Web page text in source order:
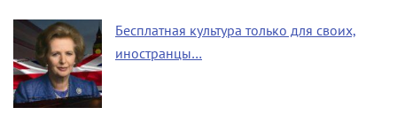
Бесплатная культура только для своих,
иностранцы…